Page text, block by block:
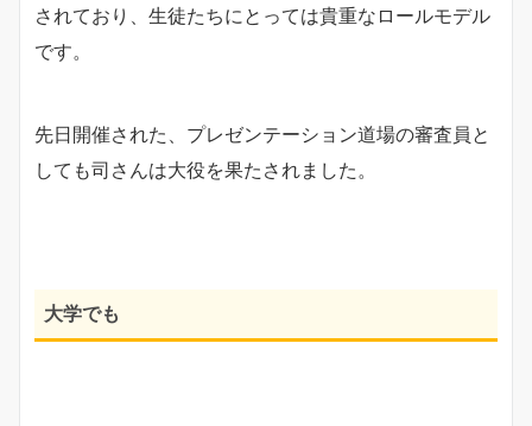
されており、生徒たちにとっては貴重なロールモデル
です。
先日開催された、プレゼンテーション道場の審査員と
しても司さんは大役を果たされました。
大学でも